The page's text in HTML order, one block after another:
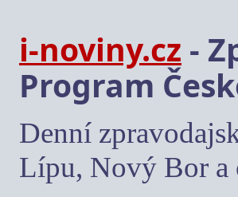
i-noviny.cz -
Program
Denní
Lípu, Nový Bor a